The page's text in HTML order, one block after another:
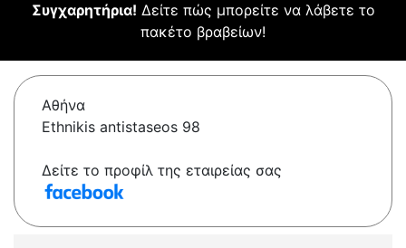
Συγχαρητήρια! Δείτε πώς μπορείτε να λάβετε το
πακέτο βραβείων!
Αθήνα
Ethnikis antistaseos 98
Δείτε το προφίλ της εταιρείας σας